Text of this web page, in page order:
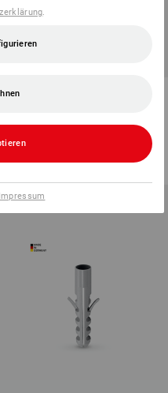
Universaldübel-Sortiment UD in
ab 14,28 €
Impressum